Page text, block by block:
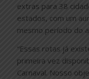
extras para 38
estados, com um
mesmo período do
“Essas rotas já
primeira vez
Carnaval. Nosso